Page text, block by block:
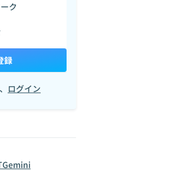
ク
録
ログイン
Gemini